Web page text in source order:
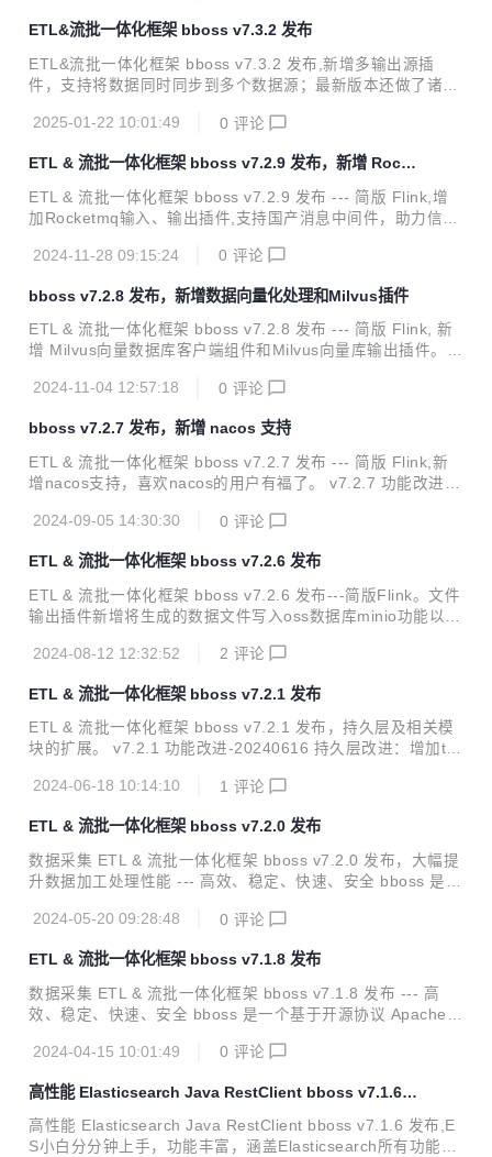
sticsearch客户端改进：Elasticsearch客户端健康检查机制、
服务节点发现机制、负载均衡容灾机制与Http-proxy微服务框
架完全合并 Elasticsearch客户端改进：Elasticsearch客户端
ETL&流批一体化框架 bboss v7.3.2 发布
ETL&流批一体化框架 bboss v7.3.2 发布,新增多输出源插
件，支持将数据同时同步到多个数据源；最新版本还做了诸多
体验。 v7.3.2 功能改进 数据采集功能扩展：增加多输出插
进：优化文件输出插件文件切割机制，优化输出记录数据buff
er机制，提升数据文件生成性能 数据采集功能改进：作业任务
完成回调处理配置管理优化 数据采集功能改进：优化作业停止
逻辑 Kafka客户端组件改进：优化消费组件事务管理机制 Jso
n组件改进：增加不关闭writer的json序列化方法，提供更加优
2025-01-22 10:01:49 0 评论
ETL & 流批一体化框架 bboss v7.2.9 发布，新增 Rocke
tmq 支持
ETL & 流批一体化框架 bboss v7.2.9 发布 --- 简版 Flink,增
加Rocketmq输入、输出插件,支持国产消息中间件，助力信创
件，为向量数据库Milvus提供数据迁移和导入导出能力。 v7.
据，支持同时设置多个topic主题，指定消息消费位置等参数；
可以使用各种输出插件输出经过加工处理后的消息数据。 新增
Rocketmq输出插件：从各种数据来源采集数据，经过加工处
mq 增...
2024-11-28 09:15:24 0 评论
bboss v7.2.8 发布，新增数据向量化处理和Milvus插件
ETL & 流批一体化框架 bboss v7.2.8 发布 --- 简版 Flink, 新
增 Milvus向量数据库客户端组件和Milvus向量库输出插件。 v
出插件，支持在数据处理时，调用向量模型服务，对数据进行
le="margin-left:0; margin-right:0">使用参考文档：<a href
="https://esdoc.bbossgroups.com/#/datatran-plugins?id=_
212-milvus%e5%90%91%e...
2024-11-04 12:57:18 0 评论
bboss v7.2.7 发布，新增 nacos 支持
ETL & 流批一体化框架 bboss v7.2.7 发布 --- 简版 Flink,新
增nacos支持，喜欢nacos的用户有福了。 v7.2.7 功能改进 ht
于nacos服务发现功能 es客户端改进：增加nacos配置中心支
源停止后，相应的ClientInterface api抛出es数据源停止异
常；数据源重启后，相应的ClientInterface api即可恢复正常
调用，提供相应的测试用例CustormInitAndBoot1 基础框架改
2024-09-05 14:30:30 0 评论
ETL & 流批一体化框架 bboss v7.2.6 发布
ETL & 流批一体化框架 bboss v7.2.6 发布---简版Flink。文件
输出插件新增将生成的数据文件写入oss数据库minio功能以及
Postgresql分页查询失败问题 功能改进：将框架中部分缓存功
存在多线程安全隐患 文件输出插件改进：增加将文件写入oss
数据库minio功能，使用案例：抽取Elasticsearch数据生成文
件，并写入oss数据库minio 问题修复：修复大数据量excel文
2024-08-12 12:32:52 2 评论
ETL & 流批一体化框架 bboss v7.2.1 发布
ETL & 流批一体化框架 bboss v7.2.1 发布，持久层及相关模
块的扩展。 v7.2.1 功能改进-20240616 持久层改进：增加td
log日志 数据库输入、输出插件改进：增加直接引用第三方Da
出插件直接引用第三方Datasource功能 使用案例 https://esd
oc.bbossgroups.com/#/bboss-datasyn-demo 数据采集&流
批一体化处理使用指南 https://esdoc.bbossgroups.com/...
2024-06-18 10:14:10 1 评论
ETL & 流批一体化框架 bboss v7.2.0 发布
数据采集 ETL & 流批一体化框架 bboss v7.2.0 发布，大幅提
升数据加工处理性能 --- 高效、稳定、快速、安全 bboss 是一
队 bboss 运维，主要由以下三部分构成： Elasticsearch Hig
ch/Opensearch java orm 客户端框架 数据采集同步 ETL ，
一个基于 java 语言实现数据采集作业的强大 ETL 工具，提供
丰富的输入插件和输出插件，可以基于插件规范轻松扩展新的
2024-05-20 09:28:48 0 评论
ETL & 流批一体化框架 bboss v7.1.8 发布
数据采集 ETL & 流批一体化框架 bboss v7.1.8 发布 --- 高
效、稳定、快速、安全 bboss 是一个基于开源协议 Apache Li
下三部分构成： Elasticsearch Highlevel Java Restclient ，
客户端框架 数据采集同步 ETL ，一个基于 java 语言实现数据
采集作业的强大 ETL 工具，提供丰富的输入插件和输出插
件，可以基于插件规范轻松扩展新的输入插件和输出插件 流批
2024-04-15 10:01:49 0 评论
高性能 Elasticsearch Java RestClient bboss v7.1.6
发布
高性能 Elasticsearch Java RestClient bboss v7.1.6 发布,E
S小白分分钟上手，功能丰富，涵盖Elasticsearch所有功能，